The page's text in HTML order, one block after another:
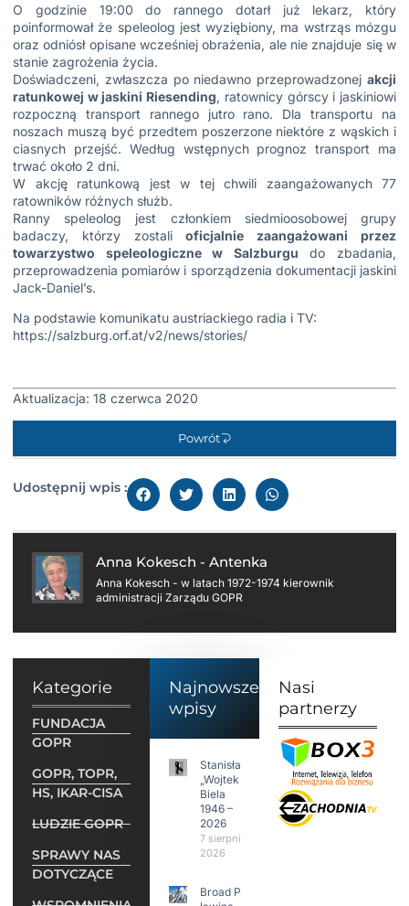
O godzinie 19:00 do rannego dotarł już lekarz, który
poinformował że speleolog jest wyziębiony, ma wstrząs mózgu
oraz odniósł opisane wcześniej obrażenia, ale nie znajduje się w
stanie zagrożenia życia.
Doświadczeni, zwłaszcza po niedawno przeprowadzonej akcji
ratunkowej w jaskini Riesending, ratownicy górscy i jaskiniowi
rozpoczną transport rannego jutro rano. Dla transportu na
noszach muszą być przedtem poszerzone niektóre z wąskich i
ciasnych przejść. Według wstępnych prognoz transport ma
trwać około 2 dni.
W akcję ratunkową jest w tej chwili zaangażowanych 77
ratowników różnych służb.
Ranny speleolog jest członkiem siedmioosobowej grupy
badaczy, którzy zostalioficjalnie zaangażowani przez
towarzystwo speleologiczne w Salzburgu do zbadania,
przeprowadzenia pomiarów i sporządzenia dokumentacji jaskini
Jack-Daniel’s.
Na podstawie komunikatu austriackiego radia i TV:
https://salzburg.orf.at/v2/news/stories/
Aktualizacja: 18 czerwca 2020
Powrót
Udostępnij wpis :
Anna Kokesch - Antenka
Anna Kokesch - w latach 1972-1974 kierownik
administracji Zarządu GOPR
Kategorie
FUNDACJA
GOPR
GOPR, TOPR,
HS, IKAR-CISA
LUDZIE GOPR
SPRAWY NAS
DOTYCZĄCE
Najnowsze
wpisy
Stanisław
„Wojtek”
Biela
1946 –
2026
7 sierpnia
2026
Broad Peak:
Nasi
partnerzy